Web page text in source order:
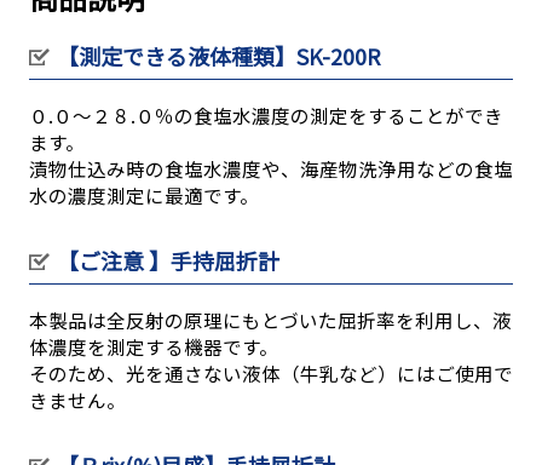
【測定できる液体種類】SK-200R
０.０～２８.０％の食塩水濃度の測定をすることができ
ます。
漬物仕込み時の食塩水濃度や、海産物洗浄用などの食塩
水の濃度測定に最適です。
【ご注意 】手持屈折計
本製品は全反射の原理にもとづいた屈折率を利用し、液
体濃度を測定する機器です。
そのため、光を通さない液体（牛乳など）にはご使用で
きません。